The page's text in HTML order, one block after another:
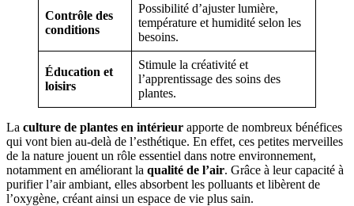
Contrôle des
conditions
Possibilité d’ajuster lumière,
température et humidité selon les
besoins.
Éducation et
loisirs
Stimule la créativité et
l’apprentissage des soins des
plantes.
La culture de plantes en intérieur apporte de nombreux bénéfices
qui vont bien au-delà de l’esthétique. En effet, ces petites merveilles
de la nature jouent un rôle essentiel dans notre environnement,
notamment en améliorant la qualité de l’air. Grâce à leur capacité à
purifier l’air ambiant, elles absorbent les polluants et libèrent de
l’oxygène, créant ainsi un espace de vie plus sain.